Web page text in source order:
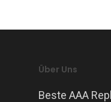
Über Uns
Beste AAA